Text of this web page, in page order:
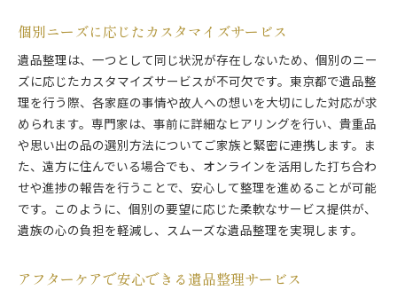
個別ニーズに応じたカスタマイズサービス
遺品整理は、一つとして同じ状況が存在しないため、個別のニー
ズに応じたカスタマイズサービスが不可欠です。東京都で遺品整
理を行う際、各家庭の事情や故人への想いを大切にした対応が求
められます。専門家は、事前に詳細なヒアリングを行い、貴重品
や思い出の品の選別方法についてご家族と緊密に連携します。ま
た、遠方に住んでいる場合でも、オンラインを活用した打ち合わ
せや進捗の報告を行うことで、安心して整理を進めることが可能
です。このように、個別の要望に応じた柔軟なサービス提供が、
遺族の心の負担を軽減し、スムーズな遺品整理を実現します。
アフターケアで安心できる遺品整理サービス